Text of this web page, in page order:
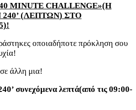
MINUTE CHALLENGE»(H
240’ (ΛΕΠΤΩΝ) ΣΤΟ
οποιαδήποτε πρόκληση σου
άλλη μια!
συνεχόμενα λεπτά(από τις 09:00-